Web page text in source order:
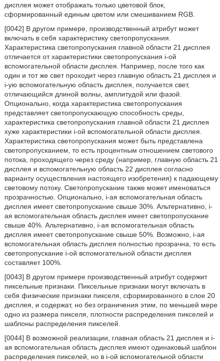
дисплея может отображать только цветовой блок,
сформированный единым цветом или смешиванием RGB.
[0042] В другом примере, производственный атрибут может
включать в себя характеристику светопропускания.
Характеристика светопропускания главной области 21 дисплея
отличается от характеристики светопропускания i-ой
вспомогательной области дисплея. Например, после того как
один и тот же свет проходит через главную область 21 дисплея и
i-ую вспомогательную область дисплея, получается свет,
отличающийся длиной волны, амплитудой или фазой.
Опционально, когда характеристика светопропускания
представляет светопропускающую способность среды,
характеристика светопропускания главной области 21 дисплея
хуже характеристики i-ой вспомогательной области дисплея.
Характеристика светопропускания может быть представлена
светопропусканием, то есть процентным отношением светового
потока, проходящего через среду (например, главную область 21
дисплея и вспомогательную область 22 дисплея согласно
варианту осуществления настоящего изобретения) к падающему
световому потоку. Светопропускание также может именоваться
прозрачностью. Опционально, i-ая вспомогательная область
дисплея имеет светопропускание свыше 30%. Альтернативно, i-
ая вспомогательная область дисплея имеет светопропускание
свыше 40%. Альтернативно, i-ая вспомогательная область
дисплея имеет светопропускание свыше 50%. Возможно, i-ая
вспомогательная область дисплея полностью прозрачна, то есть
светопропускание i-ой вспомогательной области дисплея
составляет 100%.
[0043] В другом примере производственный атрибут содержит
пиксельные признаки. Пиксельные признаки могут включать в
себя физические признаки пикселя, сформированного в слое 20
дисплея, и содержат, но без ограничения этим, по меньшей мере
одно из размера пикселя, плотности распределения пикселей и
шаблоны распределения пикселей.
[0044] В возможной реализации, главная область 21 дисплея и i-
ая вспомогательная область дисплея имеют одинаковый шаблон
распределения пикселей, но в i-ой вспомогательной области